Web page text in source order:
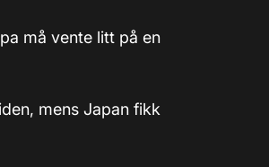
må vente litt på en
mens Japan fikk